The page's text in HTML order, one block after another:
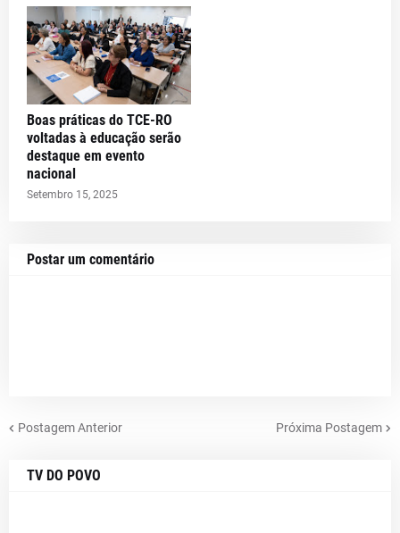
Boas práticas do TCE-RO
voltadas à educação serão
destaque em evento
nacional
Setembro 15, 2025
Postar um comentário
Postagem Anterior Próxima Postagem
TV DO POVO